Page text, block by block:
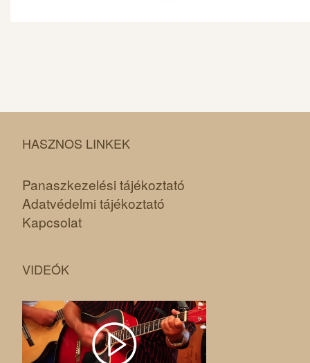
HASZNOS LINKEK
Panaszkezelési tájékoztató
Adatvédelmi tájékoztató
Kapcsolat
VIDEÓK